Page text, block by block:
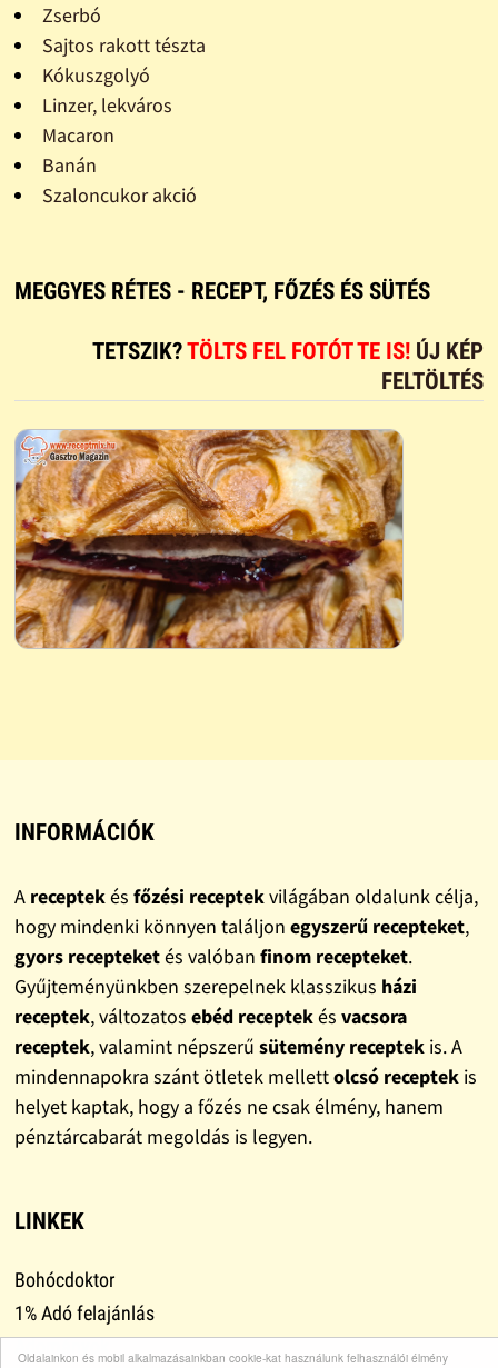
Oldalainkon és mobil alkalmazásainkban cookie-kat használunk felhasználói élmény
Zserbó
Sajtos rakott tészta
Kókuszgolyó
Linzer, lekváros
Macaron
Banán
Szaloncukor akció
MEGGYES RÉTES - RECEPT, FŐZÉS ÉS SÜTÉS
TETSZIK?TÖLTS FEL FOTÓT TE IS! ÚJ KÉP
FELTÖLTÉS
INFORMÁCIÓK
A receptekés főzési receptekvilágában oldalunk célja,
hogy mindenki könnyen találjon egyszerű recepteket,
gyors recepteketés valóban finom recepteket.
Gyűjteményünkben szerepelnek klasszikus házi
receptek, változatos ebéd receptekés vacsora
receptek, valamint népszerű sütemény receptekis. A
mindennapokra szánt ötletek mellettolcsó receptekis
helyet kaptak, hogy a főzés ne csak élmény, hanem
pénztárcabarát megoldás is legyen.
LINKEK
Bohócdoktor
1% Adó felajánlás